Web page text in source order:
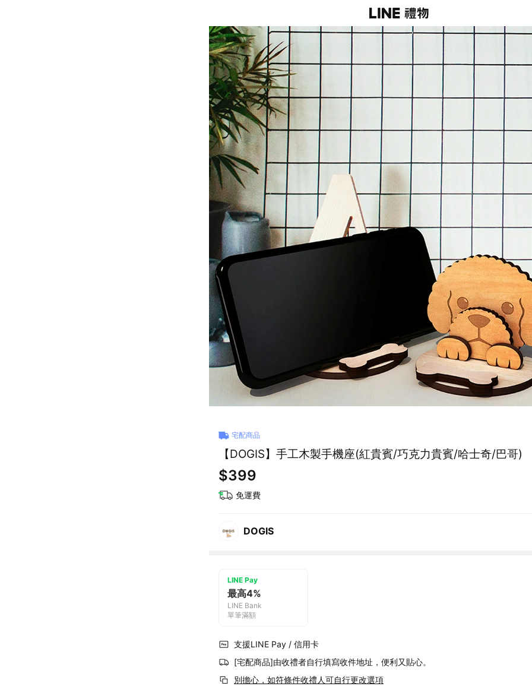
宅配商品
【DOGIS】手工木製手機座(紅貴賓/巧克力貴賓/哈士奇/巴哥)
$399
免運費
DOGIS
LINE Pay
最高4%
LINE Bank
單筆滿額
支援LINE Pay / 信用卡
[宅配商品]由收禮者自行填寫收件地址，便利又貼心。
別擔心，如符條件收禮人可自行更改選項